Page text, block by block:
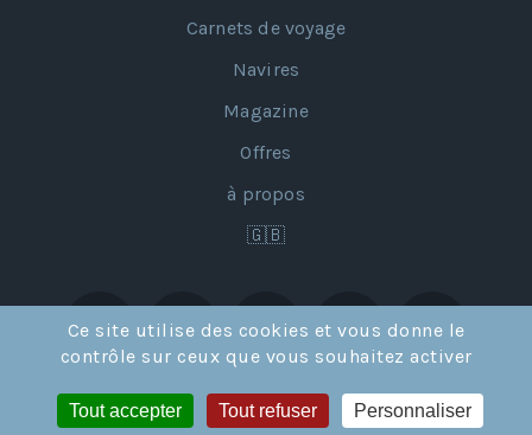
Ce site utilise des cookies et vous donne le
contrôle sur ceux que vous souhaitez activer
Tout accepter Tout refuser Personnaliser
Carnets de voyage
Navires
Magazine
Offres
à propos
🇬🇧